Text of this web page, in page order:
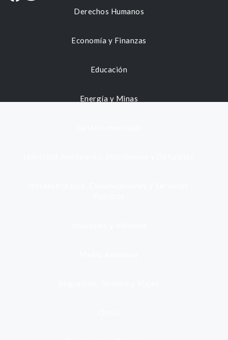
Derechos Humanos
Economía y Finanzas
Educación
Energía y Minas